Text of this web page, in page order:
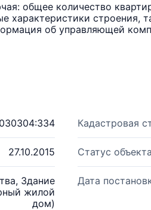
общее количество
строения,
об управляющей
Кадастровая
27.10.2015 Статус
Здание
жилой
дом)
Дата